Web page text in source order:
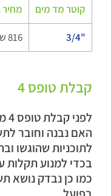
קוטר מד מים
"3/4 816 ש"ח
קבלת טופס 4
האם נבנה וחובר
לתוכניות שהוגשו
בכדי למנוע תקלות
כמו כן נבדק נושא